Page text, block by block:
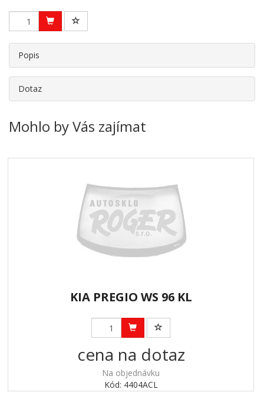
Popis
Dotaz
Mohlo by Vás zajímat
KIA PREGIO WS 96 KL
cena na dotaz
Na objednávku
Kód: 4404ACL